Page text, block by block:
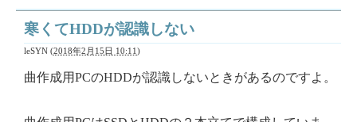
寒くてHDDが認識しない
leSYN (2018年2月15日 10:11)
曲作成用PCのHDDが認識しないときがあるのですよ。